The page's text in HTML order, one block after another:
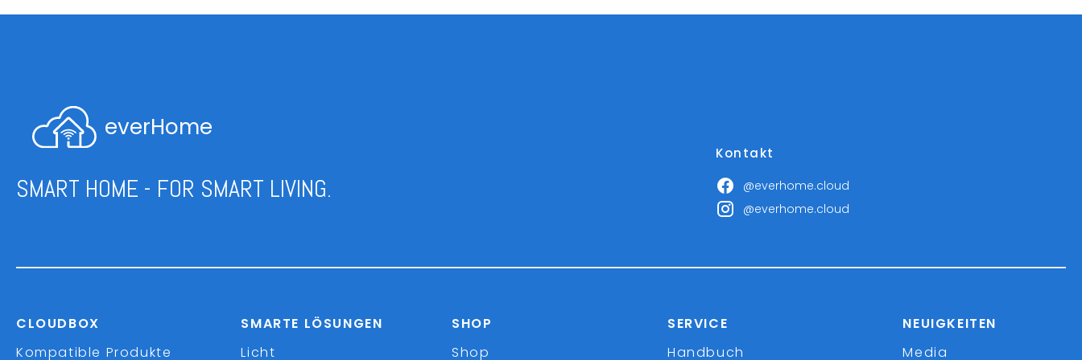
everHome
SMART HOME - FOR SMART LIVING.
Kontakt
@everhome.cloud
@everhome.cloud
CLOUDBOX
Kompatible Produkte
SMARTE LÖSUNGEN
Licht
SHOP
Shop
SERVICE
Handbuch
NEUIGKEITEN
Media